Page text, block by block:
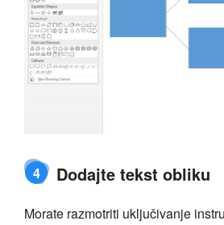
4 Dodajte tekst obliku
Morate razmotriti uključivanje